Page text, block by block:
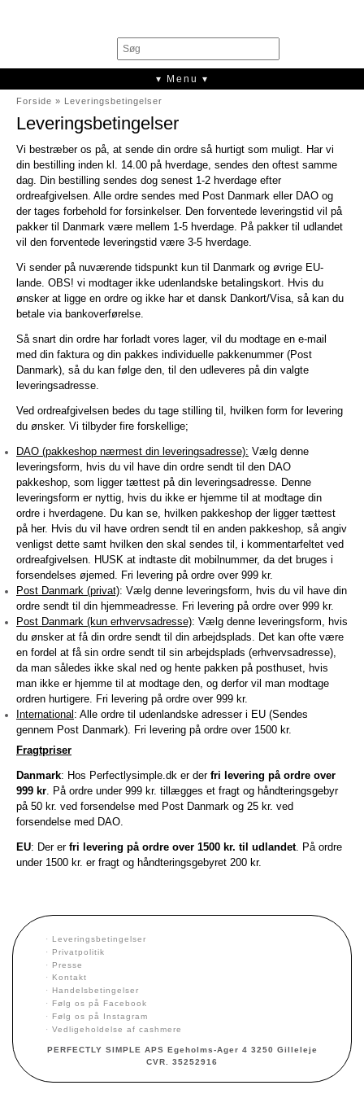
▾ Menu ▾
Forside » Leveringsbetingelser
Leveringsbetingelser
Vi bestræber os på, at sende din ordre så hurtigt som muligt. Har vi
din bestilling inden kl. 14.00 på hverdage, sendes den oftest samme
dag. Din bestilling sendes dog senest 1-2 hverdage efter
ordreafgivelsen. Alle ordre sendes med Post Danmark eller DAO og
der tages forbehold for forsinkelser. Den forventede leveringstid vil på
pakker til Danmark være mellem 1-5 hverdage. På pakker til udlandet
vil den forventede leveringstid være 3-5 hverdage.
Vi sender på nuværende tidspunkt kun til Danmark og øvrige EU-
lande. OBS! vi modtager ikke udenlandske betalingskort. Hvis du
ønsker at ligge en ordre og ikke har et dansk Dankort/Visa, så kan du
betale via bankoverførelse.
Så snart din ordre har forladt vores lager, vil du modtage en e-mail
med din faktura og din pakkes individuelle pakkenummer (Post
Danmark), så du kan følge den, til den udleveres på din valgte
leveringsadresse.
Ved ordreafgivelsen bedes du tage stilling til, hvilken form for levering
du ønsker. Vi tilbyder fire forskellige;
DAO (pakkeshop nærmest din leveringsadresse): Vælg denne
leveringsform, hvis du vil have din ordre sendt til den DAO
pakkeshop, som ligger tættest på din leveringsadresse. Denne
leveringsform er nyttig, hvis du ikke er hjemme til at modtage din
ordre i hverdagene. Du kan se, hvilken pakkeshop der ligger tættest
på her. Hvis du vil have ordren sendt til en anden pakkeshop, så angiv
venligst dette samt hvilken den skal sendes til, i kommentarfeltet ved
ordreafgivelsen. HUSK at indtaste dit mobilnummer, da det bruges i
forsendelses øjemed. Fri levering på ordre over 999 kr.
Post Danmark (privat): Vælg denne leveringsform, hvis du vil have din
ordre sendt til din hjemmeadresse. Fri levering på ordre over 999 kr.
Post Danmark (kun erhvervsadresse): Vælg denne leveringsform, hvis
du ønsker at få din ordre sendt til din arbejdsplads. Det kan ofte være
en fordel at få sin ordre sendt til sin arbejdsplads (erhvervsadresse),
da man således ikke skal ned og hente pakken på posthuset, hvis
man ikke er hjemme til at modtage den, og derfor vil man modtage
ordren hurtigere. Fri levering på ordre over 999 kr.
International : Alle ordre til udenlandske adresser i EU (Sendes
gennem Post Danmark). Fri levering på ordre over 1500 kr.
Fragtpriser
Danmark: Hos Perfectlysimple.dk er der fri levering på ordre over
999 kr. På ordre under 999 kr. tillægges et fragt og håndteringsgebyr
på 50 kr. ved forsendelse med Post Danmark og 25 kr. ved
forsendelse med DAO.
EU: Der er fri levering på ordre over 1500 kr. til udlandet. På ordre
under 1500 kr. er fragt og håndteringsgebyret 200 kr.
· Leveringsbetingelser
· Privatpolitik
· Presse
·
Kontakt
· Handelsbetingelser
· Følg os på Facebook
·
Følg os på Instagram
· Vedligeholdelse af cashmere
PERFECTLY SIMPLE APS Egeholms-Ager 4 3250 Gilleleje
CVR. 35252916